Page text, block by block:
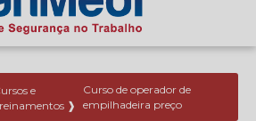
e
❱
Curso de operador de
empilhadeira preço